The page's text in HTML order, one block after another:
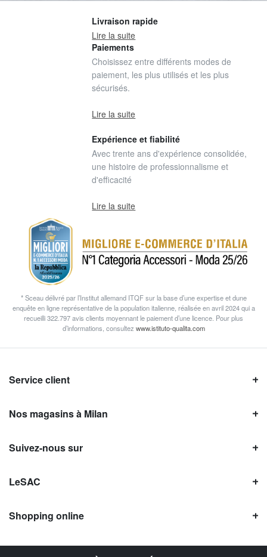
Livraison rapide
Lire la suite
Paiements
Choisissez entre différents modes de
paiement, les plus utilisés et les plus
sécurisés.
Lire la suite
Expérience et fiabilité
Avec trente ans d'expérience consolidée,
une histoire de professionnalisme et
d'efficacité
Lire la suite
* Sceau délivré par l’Institut allemand ITQF sur la base d’une expertise et dune
enquête en ligne représentative de la population italienne, réalisée en avril 2024 qui a
recueilli 322.797 avis clients moyennant le paiement d’une licence. Pour plus
d’informations, consultez www.istituto-qualita.com
Service client
Nos magasins à Milan
Suivez-nous sur
LeSAC
Shopping online
Avis LeSAC